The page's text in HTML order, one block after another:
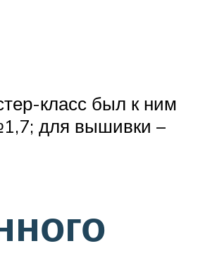
класс был к ним
для вышивки –